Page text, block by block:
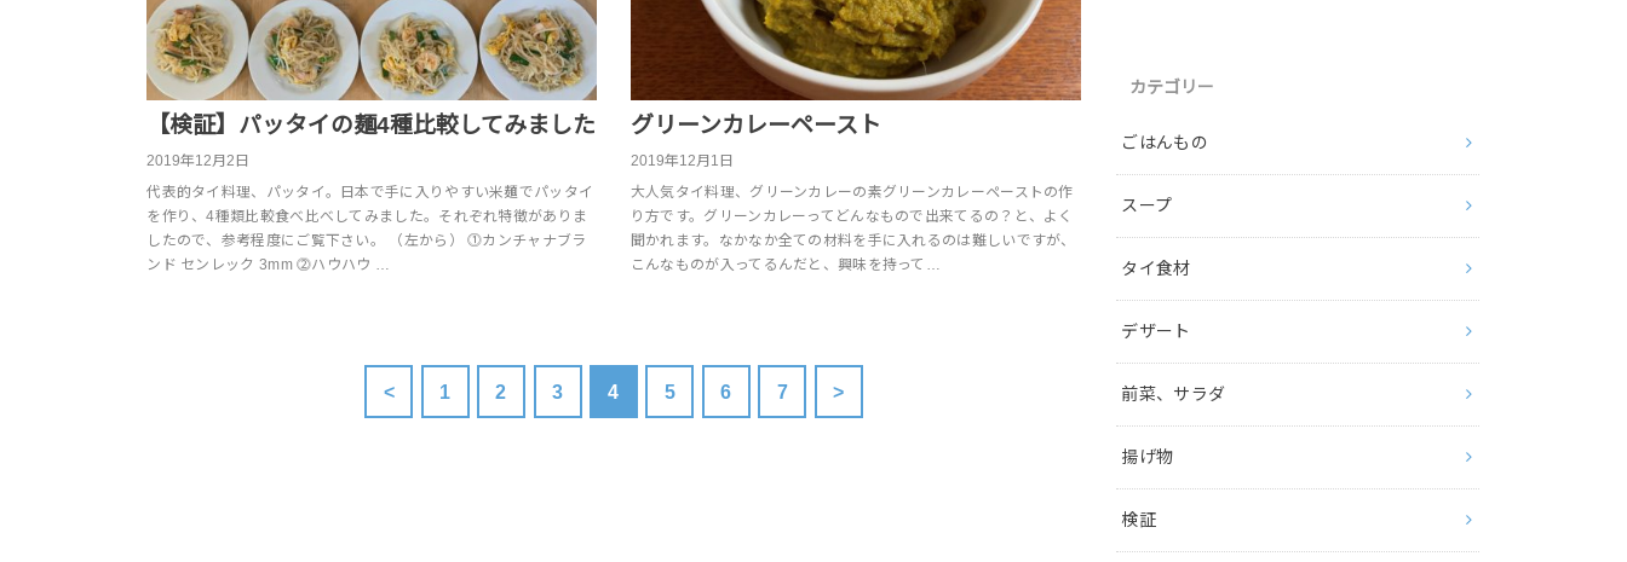
【検証】パッタイの麺4種比較してみました
2019年12月2日
代表的タイ料理、パッタイ。日本で手に入りやすい米麺でパッタイ
を作り、4種類比較食べ比べしてみました。それぞれ特徴がありま
したので、参考程度にご覧下さい。 （左から） ⓵カンチャナブラ
ンド センレック 3mm ⓶ハウハウ …
グリーンカレーペースト
2019年12月1日
大人気タイ料理、グリーンカレーの素グリーンカレーペーストの作
り方です。グリーンカレーってどんなもので出来てるの？と、よく
聞かれます。なかなか全ての材料を手に入れるのは難しいですが、
こんなものが入ってるんだと、興味を持って…
< 1 2 3 4 5 6 7 >
カテゴリー
ごはんもの
スープ
タイ食材
デザート
前菜、サラダ
揚げ物
検証